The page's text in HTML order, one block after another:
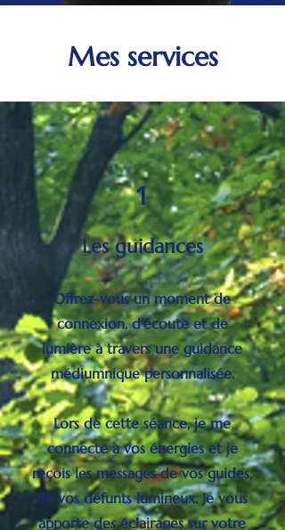
Mes services
1
Les guidances
Offrez-vous un moment de
connexion, d'écoute et de
lumière à travers une guidance
médiumnique personnalisée.
Lors de cette séance, je me
connecte à vos énergies et je
reçois les messages de vos guides,
de vos défunts lumineux. Je vous
apporte des éclairages sur votre